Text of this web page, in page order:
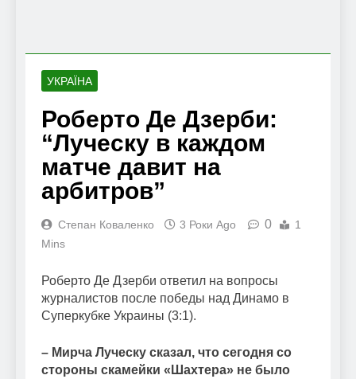
УКРАЇНА
Роберто Де Дзерби:
“Луческу в каждом
матче давит на
арбитров”
Степан Коваленко 3 Роки Ago 0
1
Mins
Роберто Де Дзерби ответил на вопросы
журналистов после победы над Динамо в
Суперкубке Украины (3:1).
– Мирча Луческу сказал, что сегодня со
стороны скамейки «Шахтера» не было